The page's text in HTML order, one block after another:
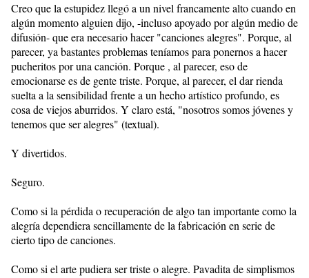
Creo que la estupidez llegó a un nivel francamente alto cuando en
algún momento alguien dijo, -incluso apoyado por algún medio de
difusión- que era necesario hacer "canciones alegres". Porque, al
parecer, ya bastantes problemas teníamos para ponernos a hacer
pucheritos por una canción. Porque , al parecer, eso de
emocionarse es de gente triste. Porque, al parecer, el dar rienda
suelta a la sensibilidad frente a un hecho artístico profundo, es
cosa de viejos aburridos. Y claro está, "nosotros somos jóvenes y
tenemos que ser alegres" (textual).
Y divertidos.
Seguro.
Como si la pérdida o recuperación de algo tan importante como la
alegría dependiera sencillamente de la fabricación en serie de
cierto tipo de canciones.
Como si el arte pudiera ser triste o alegre. Pavadita de simplismos